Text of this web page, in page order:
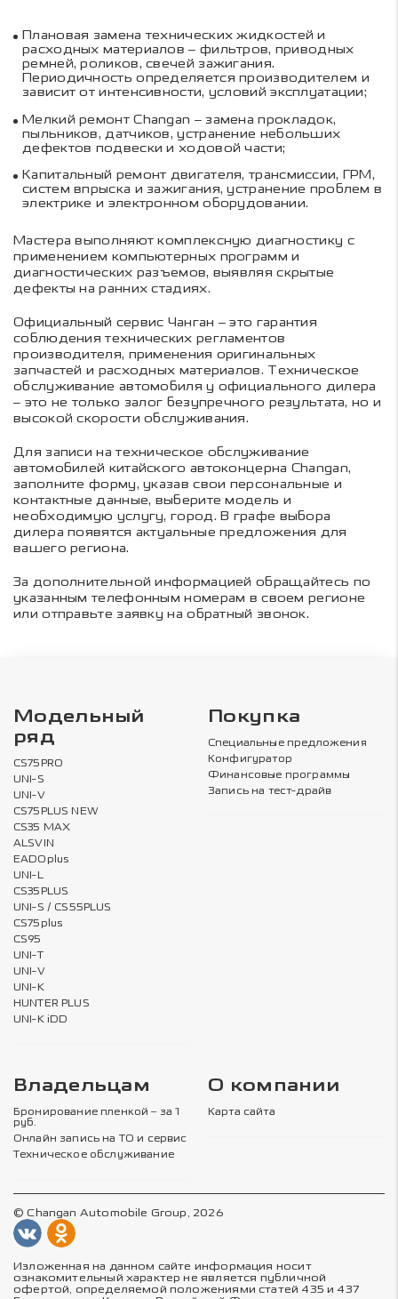
CS75PLUS NEW
CS35 MAX
CS75PRO
UNI-V
CS85COUPE
Плановая замена технических жидкостей и
расходных материалов – фильтров, приводных
ремней, роликов, свечей зажигания.
Периодичность определяется производителем и
зависит от интенсивности, условий эксплуатации;
Мелкий ремонт Changan – замена прокладок,
пыльников, датчиков, устранение небольших
дефектов подвески и ходовой части;
Капитальный ремонт двигателя, трансмиссии, ГРМ,
систем впрыска и зажигания, устранение проблем в
электрике и электронном оборудовании.
Мастера выполняют комплексную диагностику с
применением компьютерных программ и
диагностических разъемов, выявляя скрытые
дефекты на ранних стадиях.
Официальный сервис Чанган – это гарантия
соблюдения технических регламентов
производителя, применения оригинальных
запчастей и расходных материалов. Техническое
обслуживание автомобиля у официального дилера
– это не только залог безупречного результата, но и
высокой скорости обслуживания.
Для записи на техническое обслуживание
автомобилей китайского автоконцерна Changan,
заполните форму, указав свои персональные и
контактные данные, выберите модель и
необходимую услугу, город. В графе выбора
дилера появятся актуальные предложения для
вашего региона.
За дополнительной информацией обращайтесь по
указанным телефонным номерам в своем регионе
или отправьте заявку на обратный звонок.
Модельный
ряд
CS75PRO
UNI-S
UNI-V
CS75PLUS NEW
CS35 MAX
ALSVIN
EADOplus
UNI-L
CS35PLUS
UNI-S / CS55PLUS
CS75plus
CS95
UNI-T
UNI-V
UNI-K
HUNTER PLUS
UNI-K iDD
Покупка
Специальные предложения
Конфигуратор
Финансовые программы
Запись на тест-драйв
Владельцам
Бронирование пленкой – за 1
руб.
Онлайн запись на ТО и сервис
Техническое обслуживание
О компании
Карта сайта
© Changan Automobile Group, 2026
Изложенная на данном сайте информация носит
ознакомительный характер не является публичной
офертой, определяемой положениями статей 435 и 437